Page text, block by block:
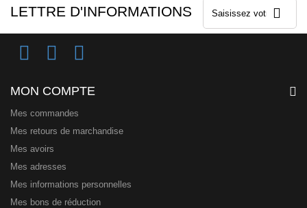
LETTRE D'INFORMATIONS
MON COMPTE
Mes commandes
Mes retours de marchandise
Mes avoirs
Mes adresses
Mes informations personnelles
Mes bons de réduction